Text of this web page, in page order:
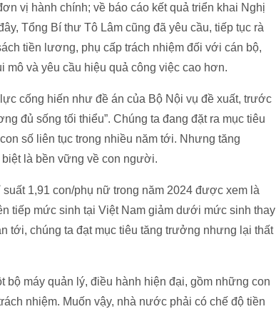
vị hành chính; về báo cáo kết quả triển khai Nghị
Tổng Bí thư Tô Lâm cũng đã yêu cầu, tiếp tục rà
tiền lương, phụ cấp trách nhiệm đối với cán bộ,
và yêu cầu hiệu quả công việc cao hơn.
cống hiến như đề án của Bộ Nội vụ đề xuất, trước
đủ sống tối thiểu”. Chúng ta đang đặt ra mục tiêu
số liên tục trong nhiều năm tới. Nhưng tăng
là bền vững về con người.
1,91 con/phụ nữ trong năm 2024 được xem là
tiếp mức sinh tại Việt Nam giảm dưới mức sinh thay
tới, chúng ta đạt mục tiêu tăng trưởng nhưng lại thất
máy quản lý, điều hành hiện đại, gồm những con
nhiệm. Muốn vậy, nhà nước phải có chế độ tiền